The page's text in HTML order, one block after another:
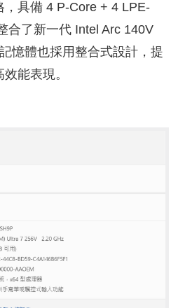
具備 4 P-Core + 4 LPE-
合了新一代 Intel Arc 140V
憶體也採用整合式設計，提
能表現。